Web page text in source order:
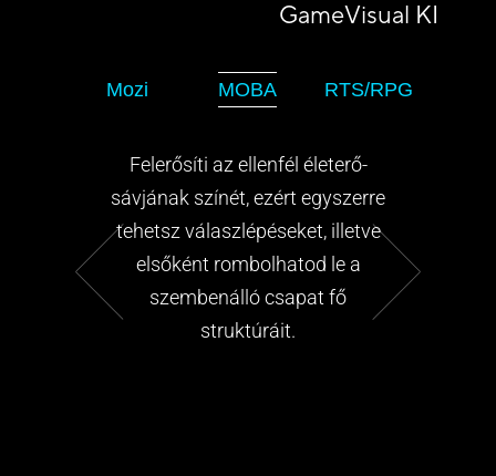
GameVisual KI
Mozi MOBA RTS/RPG
Felerősíti az ellenfél életerő-
sávjának színét, ezért egyszerre
tehetsz válaszlépéseket, illetve
elsőként rombolhatod le a
szembenálló csapat fő
struktúráit.